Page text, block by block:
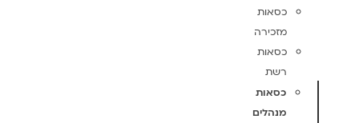
כסאות
מזכירה
כסאות
רשת
כסאות
מנהלים